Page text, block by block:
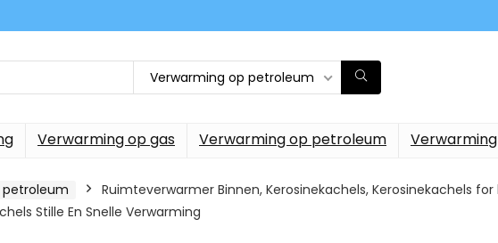
Verwarming op petroleum
Verwarming op gas Verwarming op petroleum
petroleum
Ruimteverwarmer Binnen, Kerosinekachels, Kerosinekachels
Stille En Snelle Verwarming